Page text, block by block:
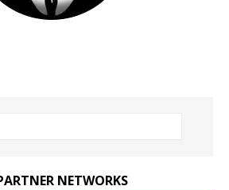
NETWORKS